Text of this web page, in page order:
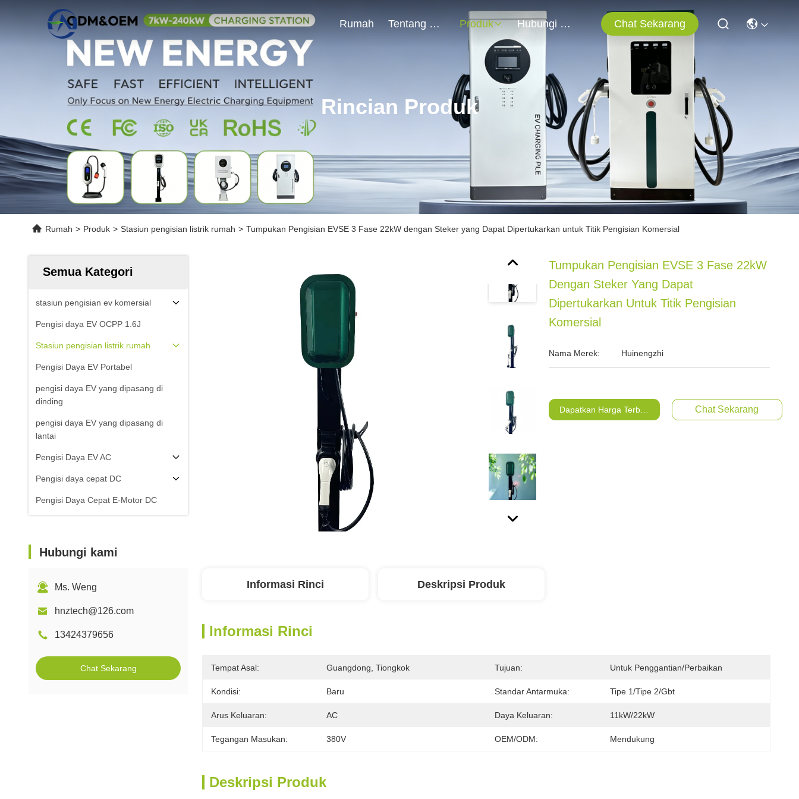
Rumah Tentang Kami Produk Hubungi Kami Chat Sekarang
Rincian Produk
Rumah > Produk > Stasiun pengisian listrik rumah > Tumpukan Pengisian EVSE 3 Fase 22kW dengan Steker yang Dapat Dipertukarkan untuk Titik Pengisian Komersial
Semua Kategori
stasiun pengisian ev komersial
Pengisi daya EV OCPP 1.6J
Stasiun pengisian listrik rumah
Pengisi Daya EV Portabel
pengisi daya EV yang dipasang di
dinding
pengisi daya EV yang dipasang di
lantai
Pengisi Daya EV AC
Pengisi daya cepat DC
Pengisi Daya Cepat E-Motor DC
Hubungi kami
Ms. Weng
hnztech@126.com
13424379656
Chat Sekarang
Tumpukan Pengisian EVSE 3 Fase 22kW
Dengan Steker Yang Dapat
Dipertukarkan Untuk Titik Pengisian
Komersial
Nama Merek: Huinengzhi
Dapatkan Harga Terbaik Chat Sekarang
Informasi Rinci Deskripsi Produk
Informasi Rinci
Tempat Asal: Guangdong, Tiongkok Tujuan: Untuk Penggantian/perbaikan
Kondisi: Baru Standar Antarmuka: Tipe 1/tipe 2/gbt
Arus Keluaran: AC Daya Keluaran: 11kW/22kW
Tegangan Masukan: 380V OEM/ODM: Mendukung
Deskripsi Produk